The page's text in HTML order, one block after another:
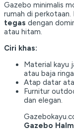
Gazebo minimalis
rumah di perkotaan.
tegas dengan
atau hitam.
Ciri khas:
Material kayu
atau baja
Atap datar
Furnitur
dan elegan.
Gazebo